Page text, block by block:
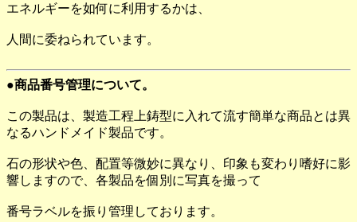
エネルギーを如何に利用するかは、
人間に委ねられています。
●商品番号管理について。
この製品は、製造工程上鋳型に入れて流す簡単な商品とは異
なるハンドメイド製品です。
石の形状や色、配置等微妙に異なり、印象も変わり嗜好に影
響しますので、各製品を個別に写真を撮って
番号ラベルを振り管理しております。